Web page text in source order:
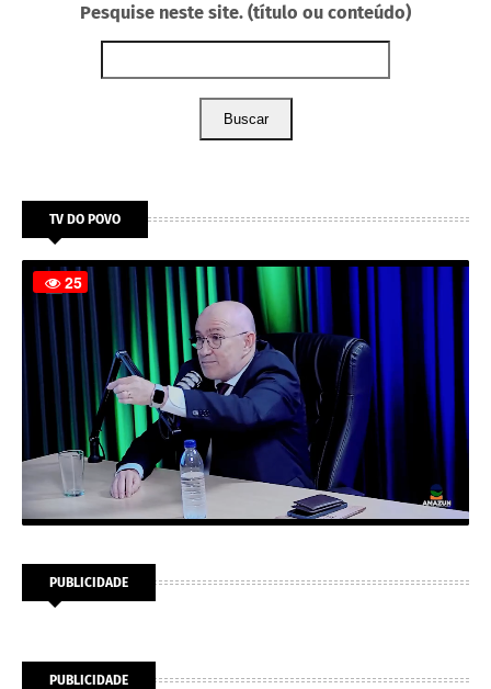
Pesquise neste site. (título ou conteúdo)
Buscar
TV DO POVO
PUBLICIDADE
PUBLICIDADE